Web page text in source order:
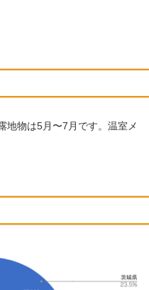
地物は5月〜7月です。温室メ